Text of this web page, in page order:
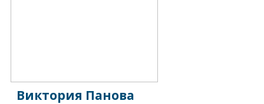
Виктория Панова